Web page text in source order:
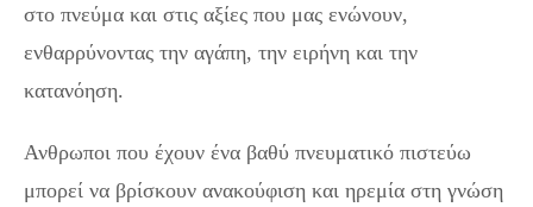
στο πνεύμα και στις αξίες που μας ενώνουν,
ενθαρρύνοντας την αγάπη, την ειρήνη και την
κατανόηση.
Ανθρωποι που έχουν ένα βαθύ πνευματικό πιστεύω
μπορεί να βρίσκουν ανακούφιση και ηρεμία στη γνώση